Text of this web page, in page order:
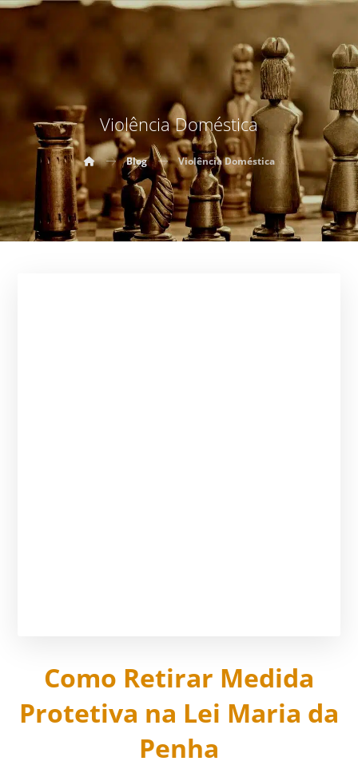
Violência Doméstica
Blog Violência Doméstica
Como Retirar Medida
Protetiva na Lei Maria da
Penha